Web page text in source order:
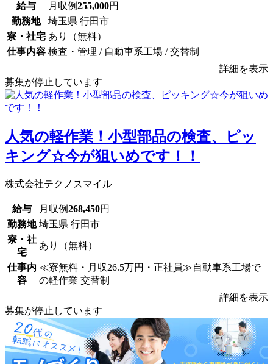
給与 月収例255,000円
勤務地
埼玉県 行田市
寮・社宅 あり（無料）
仕事内容 検査・管理 / 自動車系工場 / 交替制
詳細を表示
募集が停止しています
人気の軽作業！小型部品の検査、ピッ
キング☆今が狙いめです！！
株式会社テクノスマイル
給与 月収例268,450円
勤務地 埼玉県 行田市
寮・社
宅
あり（無料）
仕事内
容
≪寮無料・月収26.5万円・正社員≫自動車系工場で
の軽作業 交替制
詳細を表示
募集が停止しています